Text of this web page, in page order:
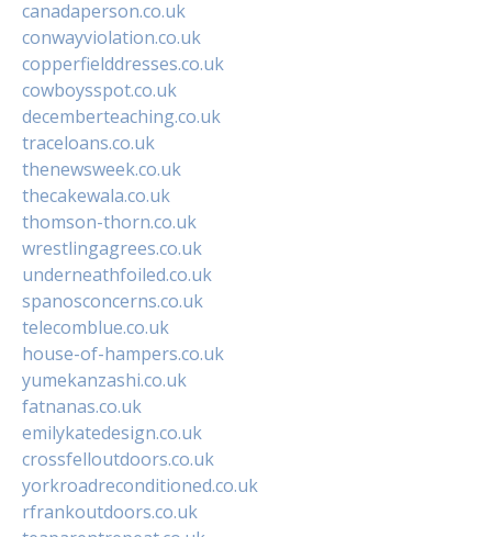
canadaperson.co.uk
conwayviolation.co.uk
copperfielddresses.co.uk
cowboysspot.co.uk
decemberteaching.co.uk
traceloans.co.uk
thenewsweek.co.uk
thecakewala.co.uk
thomson-thorn.co.uk
wrestlingagrees.co.uk
underneathfoiled.co.uk
spanosconcerns.co.uk
telecomblue.co.uk
house-of-hampers.co.uk
yumekanzashi.co.uk
fatnanas.co.uk
emilykatedesign.co.uk
crossfelloutdoors.co.uk
yorkroadreconditioned.co.uk
rfrankoutdoors.co.uk